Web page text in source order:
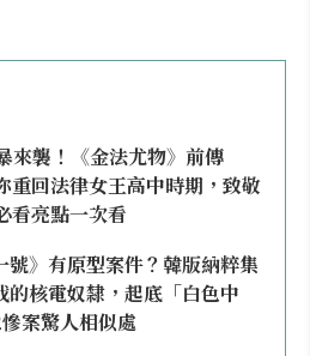
來襲！《金法尤物》前傳
重回法律女王高中時期，致敬
看亮點一次看
號》有原型案件？韓版納粹集
的核電奴隸，起底「白色中
案驚人相似處